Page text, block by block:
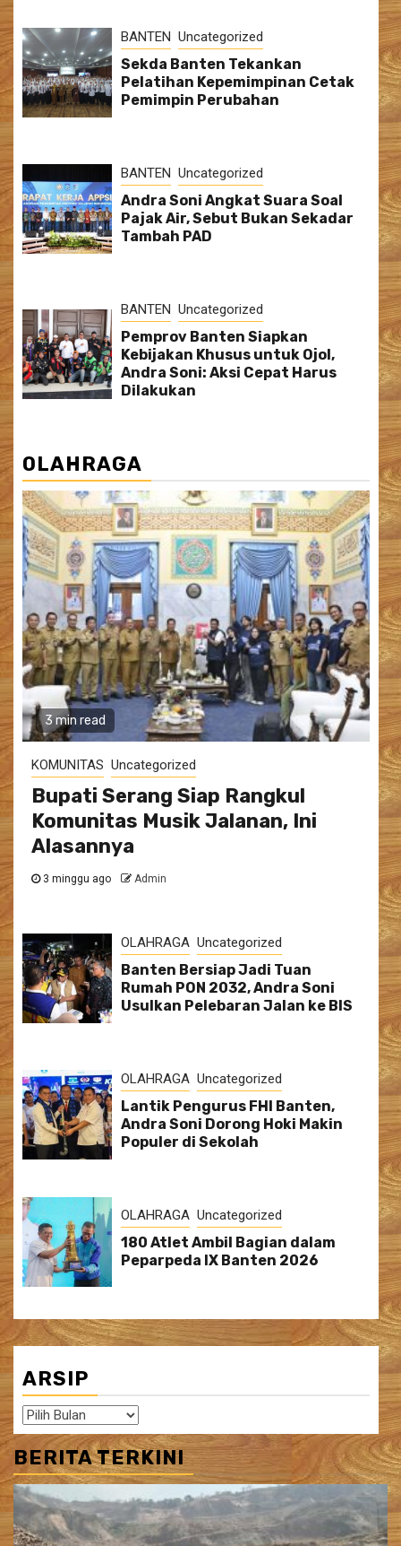
BANTEN Uncategorized
Sekda Banten Tekankan
Pelatihan Kepemimpinan Cetak
Pemimpin Perubahan
BANTEN Uncategorized
Andra Soni Angkat Suara Soal
Pajak Air, Sebut Bukan Sekadar
Tambah PAD
BANTEN Uncategorized
Pemprov Banten Siapkan
Kebijakan Khusus untuk Ojol,
Andra Soni: Aksi Cepat Harus
Dilakukan
OLAHRAGA
3 min read
KOMUNITAS Uncategorized
Bupati Serang Siap Rangkul
Komunitas Musik Jalanan, Ini
Alasannya
3 minggu ago Admin
OLAHRAGA Uncategorized
Banten Bersiap Jadi Tuan
Rumah PON 2032, Andra Soni
Usulkan Pelebaran Jalan ke BIS
OLAHRAGA Uncategorized
Lantik Pengurus FHI Banten,
Andra Soni Dorong Hoki Makin
Populer di Sekolah
OLAHRAGA Uncategorized
180 Atlet Ambil Bagian dalam
Peparpeda IX Banten 2026
ARSIP
Arsip
BERITA TERKINI